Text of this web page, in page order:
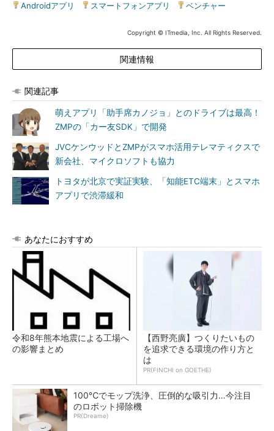
Androidアプリ
スマートフォンアプリ ベンチャー
Copyright © ITmedia, Inc. All Rights Reserved.
関連情報
関連記事
萌えアプリ「助手席カノジョ」とのドライブは最高！
ZMPの「カー友SDK」で開発
JVCケンウッドとZMPがスマホ活用テレマティクスで
新会社、マイクロソフトも協力
トヨタが北京で実証実験、「知能ETC端末」とスマホ
アプリで渋滞緩和
あなたにおすすめ
令和8年熊本地震による工場へ
の影響まとめ
【西野亮廣】つくりたいもの
を追求できる環境の作り方と
は
PR(FINCHI on GOETHE)
100℃でモップ洗浄、圧倒的な吸引力…今注目
のロボット掃除機
PR(Dreame)